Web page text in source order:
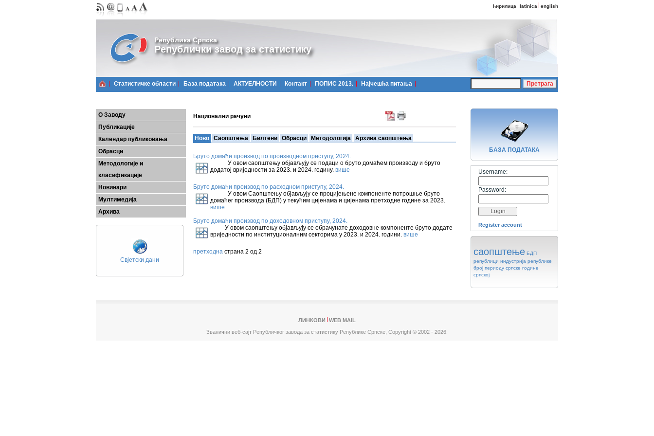
ћирилица latinica english
Република Српска
Републички завод за статистику
Статистичке области Базa података АКТУЕЛНОСТИ Контакт ПОПИС 2013. Најчешћa питања
О Заводу
Публикације
Календар публиковања
Обрасци
Методологије и
класификације
Новинари
Мултимедија
Архива
Свјетски дани
Национални рачуни
Ново Саопштења Билтени Обрасци Методологија Архива саопштења
Бруто домаћи производ по производном приступу, 2024.
У овом саопштењу објављују се подаци о бруто домаћем производу и бруто
додатој вриједности за 2023. и 2024. годину. више
Бруто домаћи производ по расходном приступу, 2024.
У овом Саопштењу објављују се процијењене компоненте потрошње бруто
домаћег производа (БДП) у текућим цијенама и цијенама претходне године за 2023.
више
Бруто домаћи производ по доходовном приступу, 2024.
У овом саопштењу објављују се обрачунате доходовне компоненте бруто додате
вриједности по институционалним секторима у 2023. и 2024. години. више
претходна страна 2 од 2
БАЗA ПОДАТАКА
Username:
Password:
Register account
саопштење БДП
републици индустрија републике
број периоду српске године
српској
ЛИНКОВИ
WEB MAIL
Званични веб-сајт Републичког завода за статистику Републике Српске, Copyright © 2002 - 2026.